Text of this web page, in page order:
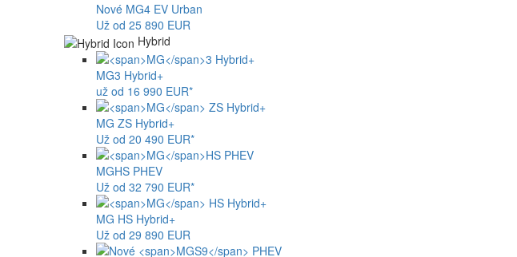
Nové MG4 EV Urban
Už od 25 890 EUR
Hybrid
MG3 Hybrid+
už od 16 990 EUR*
MG ZS Hybrid+
Už od 20 490 EUR*
MGHS PHEV
Už od 32 790 EUR*
MG HS Hybrid+
Už od 29 890 EUR